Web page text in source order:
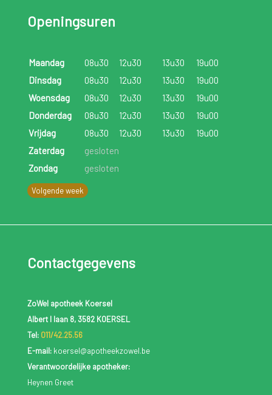
Openingsuren
Maandag 08u30 12u30 13u30
19u00
Dinsdag
08u30 12u30 13u30
19u00
Woensdag
08u30 12u30 13u30
19u00
Donderdag
08u30 12u30 13u30
19u00
Vrijdag
08u30 12u30 13u30
19u00
Zaterdag
gesloten
Zondag
gesloten
Volgende week
Contactgegevens
ZoWel apotheek Koersel
Albert I laan 8, 3582 KOERSEL
Tel: 011/42.25.56
E-mail: koersel@apotheekzowel.be
Verantwoordelijke apotheker:
Heynen Greet